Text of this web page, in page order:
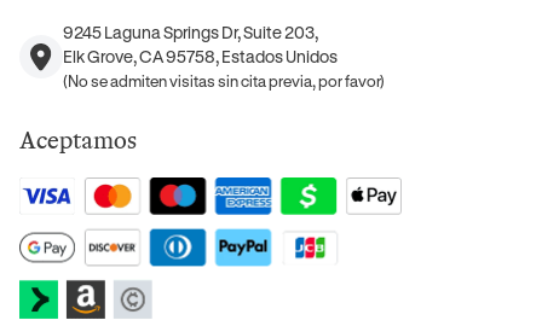
9245 Laguna Springs Dr, Suite 203,
Elk Grove, CA 95758, Estados Unidos
(No se admiten visitas sin cita previa, por favor)
Aceptamos